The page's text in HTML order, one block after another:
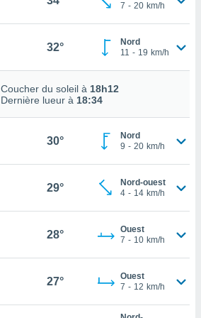
7 - 20 km/h
32°
Nord
11 - 19 km/h
Coucher du soleil à 18h12
Dernière lueur à 18:34
30°
Nord
9 - 20 km/h
29°
Nord-ouest
4 - 14 km/h
28°
Ouest
7 - 10 km/h
27°
Ouest
7 - 12 km/h